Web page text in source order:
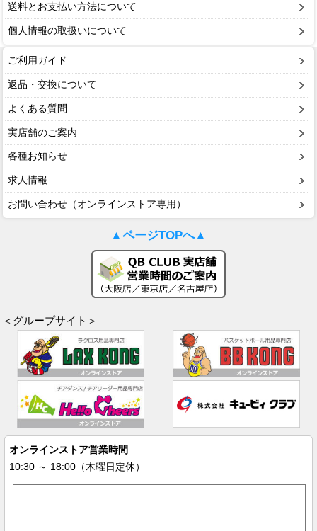
送料とお支払い方法について
個人情報の取扱いについて
ご利用ガイド
返品・交換について
よくある質問
実店舗のご案内
各種お知らせ
求人情報
お問い合わせ（オンラインストア専用）
▲ページTOPへ▲
＜グループサイト＞
オンラインストア営業時間
10:30 ～ 18:00（木曜日定休）